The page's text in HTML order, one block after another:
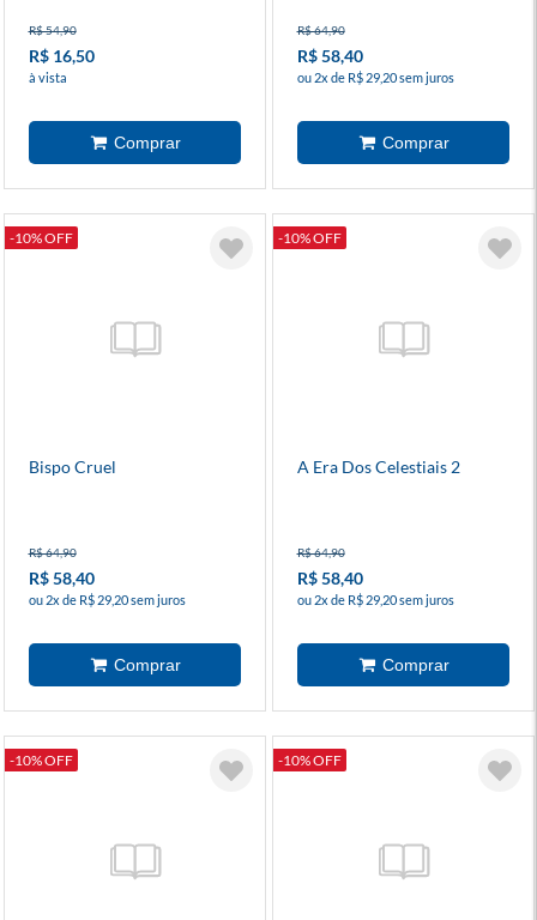
R$ 54,90
R$ 16,50
à vista
R$ 64,90
R$ 58,40
ou 2x de R$ 29,20 sem juros
-10% OFF
Bispo Cruel
R$ 64,90
R$ 58,40
ou 2x de R$ 29,20 sem juros
-10% OFF
A Era Dos Celestiais 2
R$ 64,90
R$ 58,40
ou 2x de R$ 29,20 sem juros
-10% OFF -10% OFF